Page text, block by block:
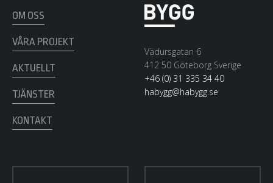
OM OSS
VÅRA PROJEKT
AKTUELLT
TJÄNSTER
KONTAKT
Vädursgatan 6
412 50 Göteborg Sverige
+46 (0) 31 335 34 40
habygg@habygg.se